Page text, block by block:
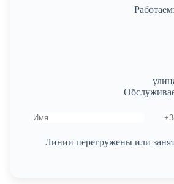
Линии перегружены или